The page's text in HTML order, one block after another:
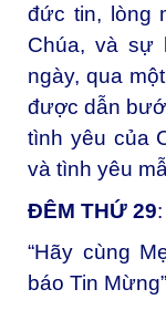
đức tin, lòng
Chúa, và sự
ngày, qua
được dẫn
tình yêu của
và tình yêu
ĐÊM THỨ 29
“Hãy cùng
báo Tin Mừng”